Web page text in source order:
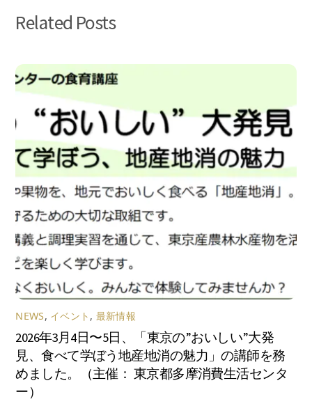
Related Posts
NEWS, イベント , 最新情報
2026年3月4日〜5日、「東京の”おいしい”大発
見、食べて学ぼう地産地消の魅力」の講師を務
めました。（主催： 東京都多摩消費生活センタ
ー）